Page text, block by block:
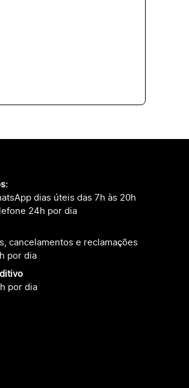
dias úteis das 7h às 20h
24h por dia
cancelamentos e reclamações
por dia
por dia